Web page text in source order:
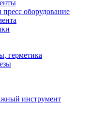
пресс оборудование
герметика
инструмент